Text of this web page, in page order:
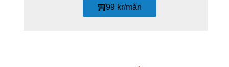
99 kr/mån